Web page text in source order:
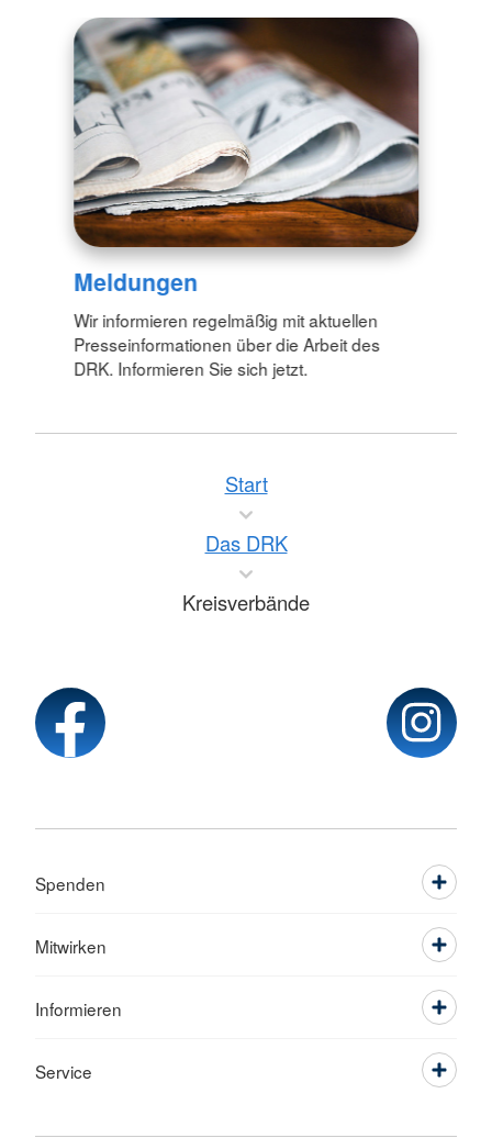
Meldungen
Wir informieren regelmäßig mit aktuellen
Presseinformationen über die Arbeit des
DRK. Informieren Sie sich jetzt.
Start
Das DRK
Kreisverbände
Spenden
Mitwirken
Informieren
Service